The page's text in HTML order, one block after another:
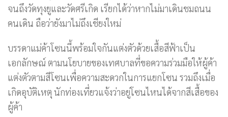
จนถึงวัดทุงยูและวัดศรีเกิด เรียกได้ว่าหากไม่มาเดินชมถนน
คนเดิน ถือว่ายังมาไม่ถึงเชียงใหม่
บรรดาแม่ค้าโซนนี้พร้อมใจกันแต่งตัวด้วยเสื้อสีฟ้าเป็น
เอกลักษณ์ ตามนโยบายของเทศบาลที่ขอความร่วมมือให้ผู้ค้า
แต่งตัวตามสีโซนเพื่อความสะดวกในการแยกโซน รวมถึงเมื่อ
เกิดอุบัติเหตุ นักท่องเที่ยวแจ้งว่าอยู่โซนไหนได้จากสีเสื้อของ
ผู้ค้า